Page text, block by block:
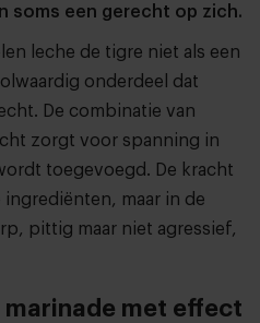
soms een gerecht op zich.
leche de tigre niet als een
onderdeel dat
De combinatie van
zorgt voor spanning in
toegevoegd. De kracht
maar in de
pittig maar niet agressief,
marinade met effect